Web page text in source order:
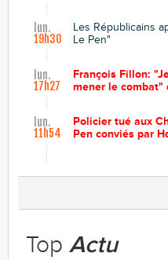
lun.
19h30
Les Républicains
Le Pen"
lun.
17h27
François Fillon:
mener le combat"
lun.
11h54
Policier tué aux
Pen conviés par
Top Actu